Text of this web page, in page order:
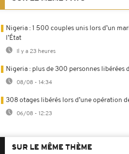
Nigeria : 1 500 couples unis lors d’un
l’État
Il y a 23 heures
Nigeria : plus de 300 personnes libérées
08/08 - 14:34
308 otages libérés lors d’une opération
06/08 - 12:23
SUR LE MÊME THÈME